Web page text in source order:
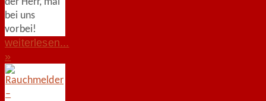
bei uns
vorbei!
weiterlesen...
»